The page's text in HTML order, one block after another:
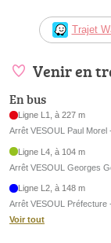
Trajet
Venir en
En bus
Ligne L1, à 227 m
Arrêt VESOUL Paul Morel
Ligne L4, à 104 m
Arrêt VESOUL Georges
Ligne L2, à 148 m
Arrêt VESOUL Préfecture
Voir tout